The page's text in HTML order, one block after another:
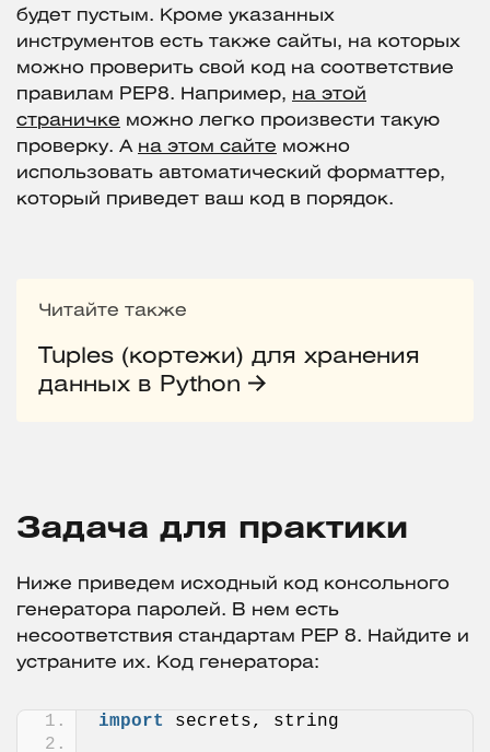
будет пустым. Кроме указанных
инструментов есть также сайты, на которых
можно проверить свой код на соответствие
правилам PEP8. Например, на этой
страничке можно легко произвести такую
проверку. А на этом сайте можно
использовать автоматический форматтер,
который приведет ваш код в порядок.
Читайте также
Tuples (кортежи) для хранения
данных в Python
Задача для практики
Ниже приведем исходный код консольного
генератора паролей. В нем есть
несоответствия стандартам PEP 8. Найдите и
устраните их. Код генератора:
import secrets, string